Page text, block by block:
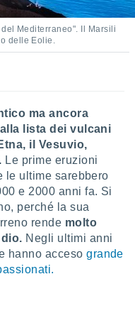
Mediterraneo". Il Marsili
delle Eolie.
ma ancora
lista dei vulcani
il Vesuvio,
Le prime eruzioni
le ultime sarebbero
e 2000 anni fa. Si
perché la sua
rende molto
Negli ultimi anni
hanno accesogrande